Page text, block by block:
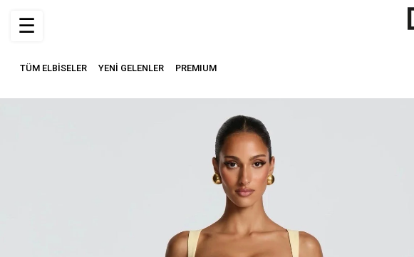
TÜM ELBİSELER YENİ GELENLER PREMIUM
☰